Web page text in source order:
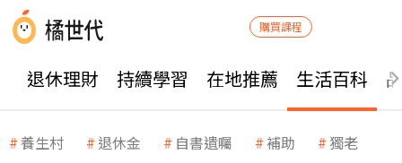
購買課程
退休理財 持續學習 在地推薦 生活百科
養生村 退休金 自書遺囑 補助 獨老